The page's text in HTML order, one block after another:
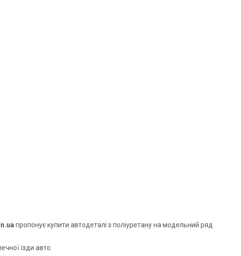
пропонує купити автодеталі з поліуретану на модельний ряд
їзди авто.